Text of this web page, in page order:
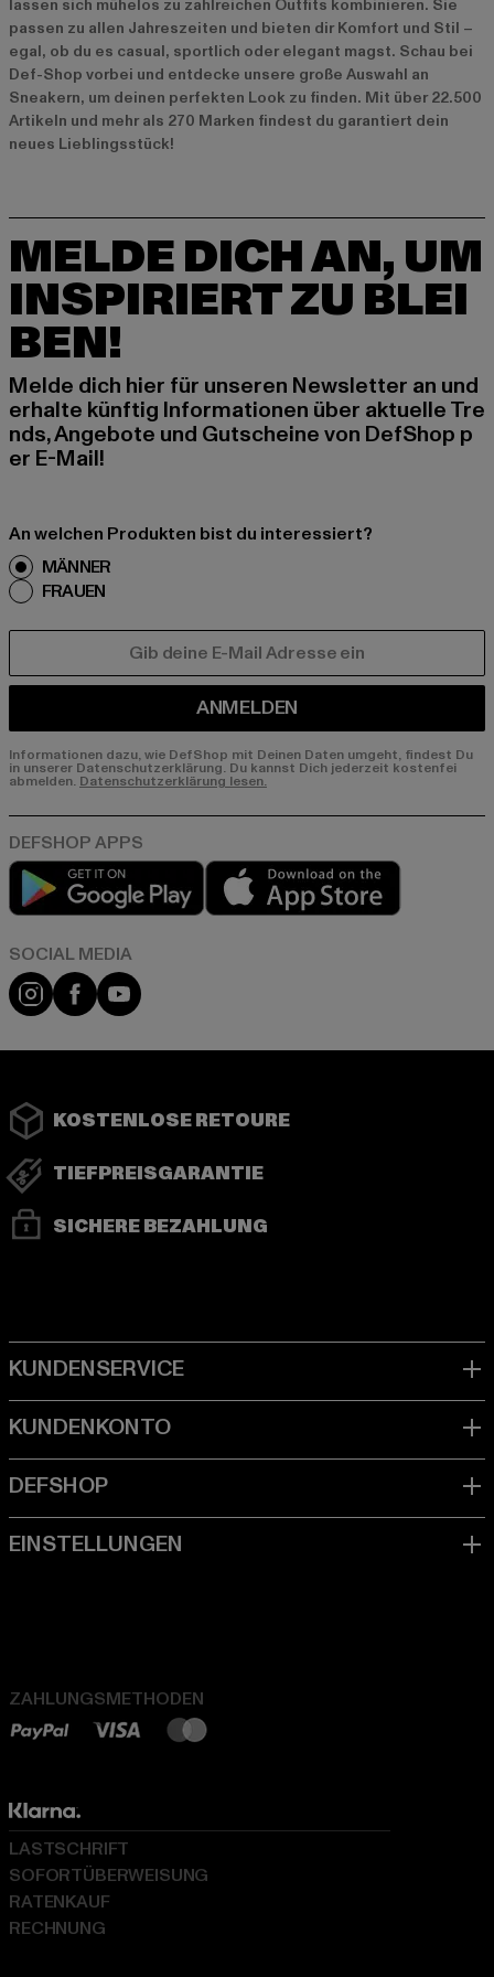
lassen sich mühelos zu zahlreichen Outfits kombinieren. Sie
passen zu allen Jahreszeiten und bieten dir Komfort und Stil –
egal, ob du es casual, sportlich oder elegant magst. Schau bei
Def-Shop vorbei und entdecke unsere große Auswahl an
Sneakern, um deinen perfekten Look zu finden. Mit über 22.500
Artikeln und mehr als 270 Marken findest du garantiert dein
neues Lieblingsstück!
MELDE DICH AN, UM
INSPIRIERT ZU BLEI
BEN!
Melde dich hier für unseren Newsletter an und
erhalte künftig Informationen über aktuelle Tre
nds, Angebote und Gutscheine von DefShop p
er E-Mail!
An welchen Produkten bist du interessiert?
MÄNNER
FRAUEN
ANMELDEN
Informationen dazu, wie DefShop mit Deinen Daten umgeht, findest Du
in unserer Datenschutzerklärung. Du kannst Dich jederzeit kostenfei
abmelden.Datenschutzerklärung lesen.
Play market
Instagram
FacebookYouTube
KOSTENLOSE RETOURE
TIEFPREISGARANTIE
SICHERE BEZAHLUNG
ZAHLUNGSMETHODEN
LASTSCHRIFT
SOFORTÜBERWEISUNG
RATENKAUF
RECHNUNG